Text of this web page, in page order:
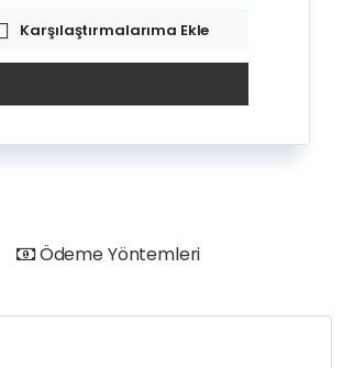
Karşılaştırmalarıma Ekle
Ödeme Yöntemleri